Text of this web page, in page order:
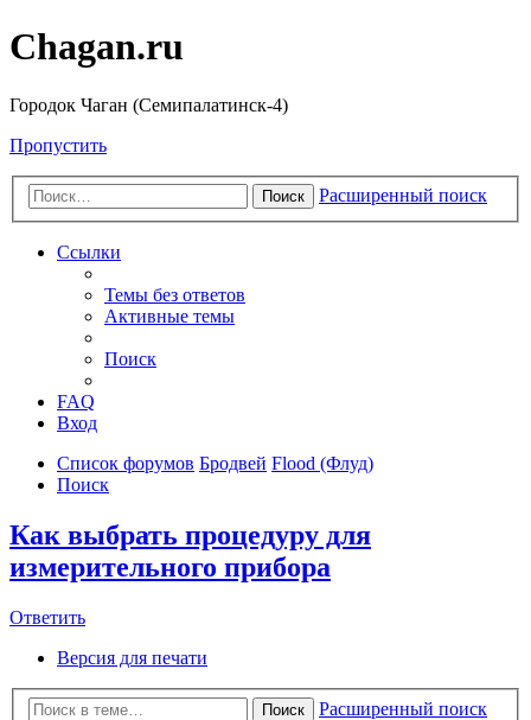
Chagan.ru
Городок Чаган (Семипалатинск-4)
Пропустить
Поиск Расширенный поиск
Ссылки
Темы без ответов
Активные темы
Поиск
FAQ
Вход
Список форумов Бродвей Flood (Флуд)
Поиск
Как выбрать процедуру для
измерительного прибора
Ответить
Версия для печати
Поиск
Расширенный поиск